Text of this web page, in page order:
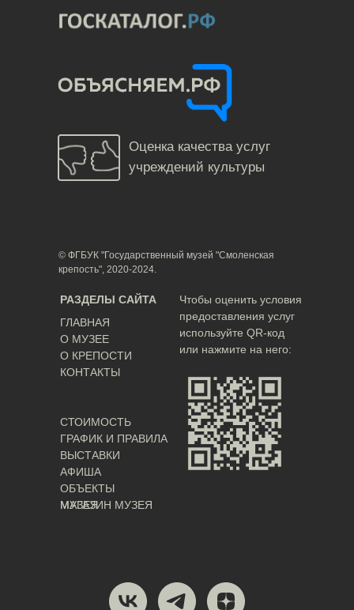
ГЛАВНАЯ
СТОИМОСТЬ
О МУЗЕЕ
О КРЕПОСТИ
КОНТАКТЫ
ГРАФИК И ПРАВИЛА
ВЫСТАВКИ
АФИША
ОБЪЕКТЫ
МУЗЕЯ
МАГАЗИН МУЗЕЯ
РАЗДЕЛЫ САЙТА
© ФГБУК "Государственный музей "Смоленская
крепость", 2020-2024.
Оценка качества услуг
учреждений культуры
Чтобы оценить условия
предоставления услуг
используйте QR-код
или нажмите на него: